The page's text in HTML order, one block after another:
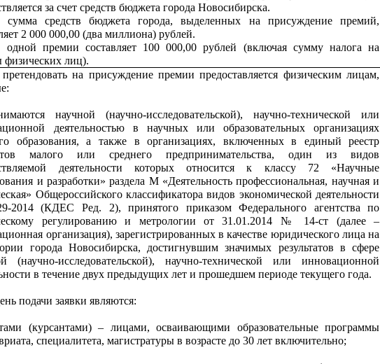
за счет средств бюджета города Новосибирска.
сумма средств бюджета города, выделенных на присуждение премий,
2 000 000,00 (два миллиона) рублей.
одной премии составляет 100 000,00 рублей (включая сумму налога на
физических лиц).
на присуждение премии предоставляется физическим лицам,
научной (научно-исследовательской), научно-технической или
деятельностью в научных или образовательных организациях
образования, а также в организациях, включенных в единый реестр
малого или среднего предпринимательства, один из видов
деятельности которых относится к классу 72 «Научные
и разработки» раздела М «Деятельность профессиональная, научная и
Общероссийского классификатора видов экономической деятельности
2014 (КДЕС Ред. 2), принятого приказом Федерального агентства по
регулированию и метрологии от 31.01.2014 № 14-ст (далее –
организация), зарегистрированных в качестве юридического лица на
города Новосибирска, достигнувшим значимых результатов в сфере
(научно-исследовательской), научно-технической или инновационной
в течение двух предыдущих лет и прошедшем периоде текущего года.
подачи заявки являются:
(курсантами) – лицами, осваивающими образовательные программы
специалитета, магистратуры в возрасте до 30 лет включительно;